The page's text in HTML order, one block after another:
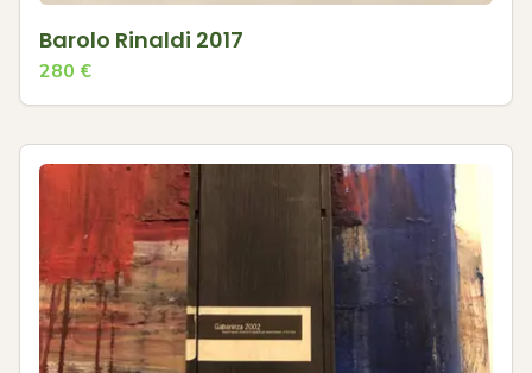
Barolo Rinaldi 2017
280 €